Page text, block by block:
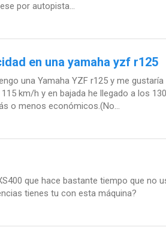
por autopista...
en una yamaha yzf r125
una Yamaha YZF r125 y me
km/h y en bajada he llegado a los
o menos económicos.(No...
que hace bastante tiempo que no
tienes tu con esta máquina?